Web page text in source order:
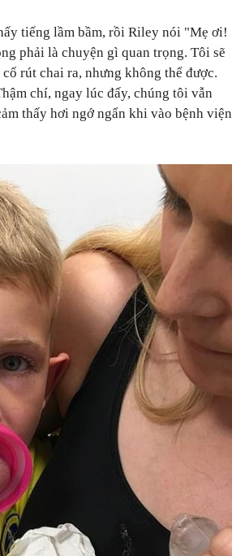
tiếng lầm bầm, rồi Riley nói "Mẹ ơi!
phải là chuyện gì quan trọng. Tôi sẽ
rút chai ra, nhưng không thể được.
chí, ngay lúc đấy, chúng tôi vẫn
thấy hơi ngớ ngẩn khi vào bệnh viện